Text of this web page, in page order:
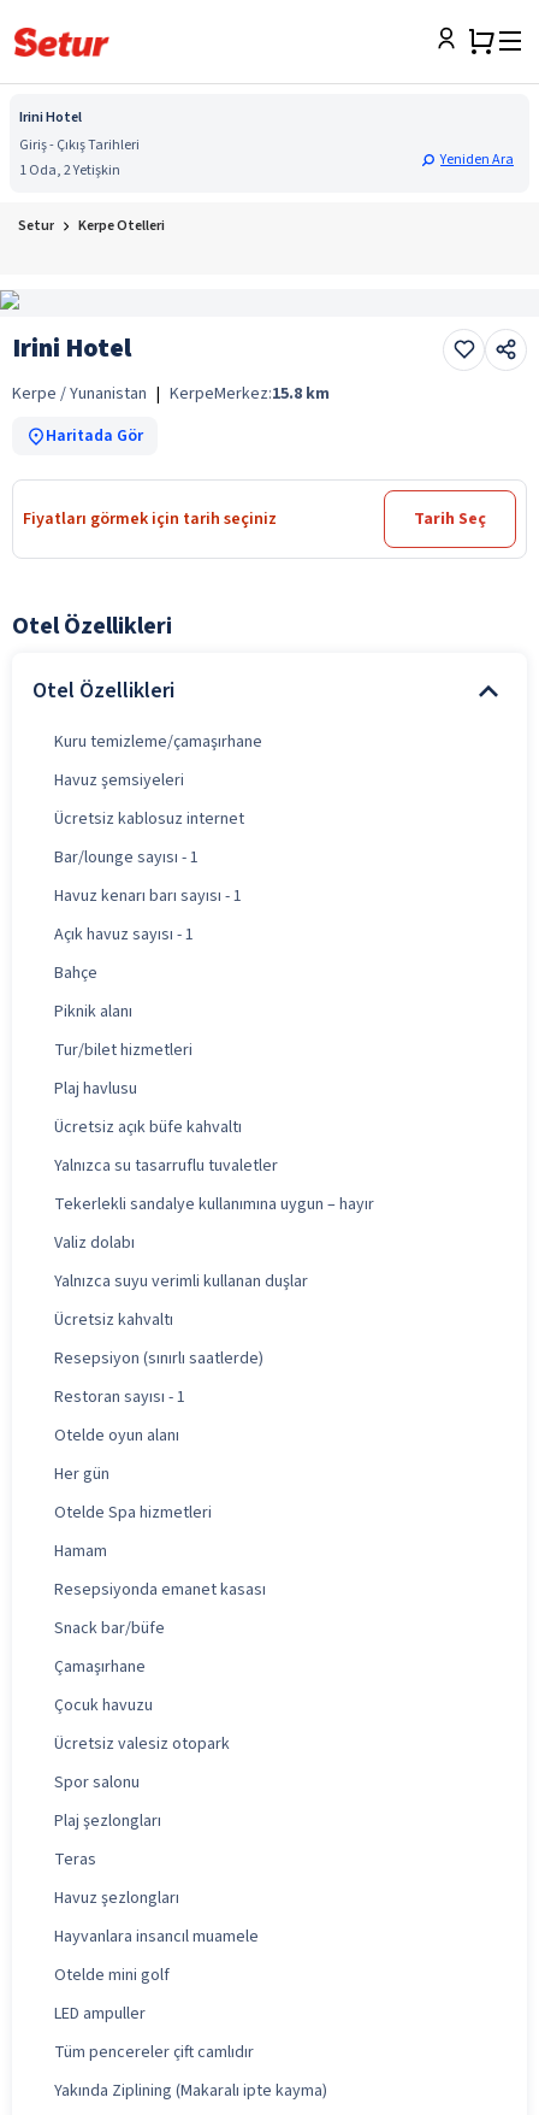
Irini Hotel
Giriş - Çıkış Tarihleri
1 Oda, 2 Yetişkin
Yeniden Ara
Setur Kerpe Otelleri
Irini Hotel
Kerpe / Yunanistan | KerpeMerkez:15.8 km
Haritada Gör
Fiyatları görmek için tarih seçiniz Tarih Seç
Otel Özellikleri
Otel Özellikleri
Kuru temizleme/çamaşırhane
Havuz şemsiyeleri
Ücretsiz kablosuz internet
Bar/lounge sayısı - 1
Havuz kenarı barı sayısı - 1
Açık havuz sayısı - 1
Bahçe
Piknik alanı
Tur/bilet hizmetleri
Plaj havlusu
Ücretsiz açık büfe kahvaltı
Yalnızca su tasarruflu tuvaletler
Tekerlekli sandalye kullanımına uygun – hayır
Valiz dolabı
Yalnızca suyu verimli kullanan duşlar
Ücretsiz kahvaltı
Resepsiyon (sınırlı saatlerde)
Restoran sayısı - 1
Otelde oyun alanı
Her gün
Otelde Spa hizmetleri
Hamam
Resepsiyonda emanet kasası
Snack bar/büfe
Çamaşırhane
Çocuk havuzu
Ücretsiz valesiz otopark
Spor salonu
Plaj şezlongları
Teras
Havuz şezlongları
Hayvanlara insancıl muamele
Otelde mini golf
LED ampuller
Tüm pencereler çift camlıdır
Yakında Ziplining (Makaralı ipte kayma)